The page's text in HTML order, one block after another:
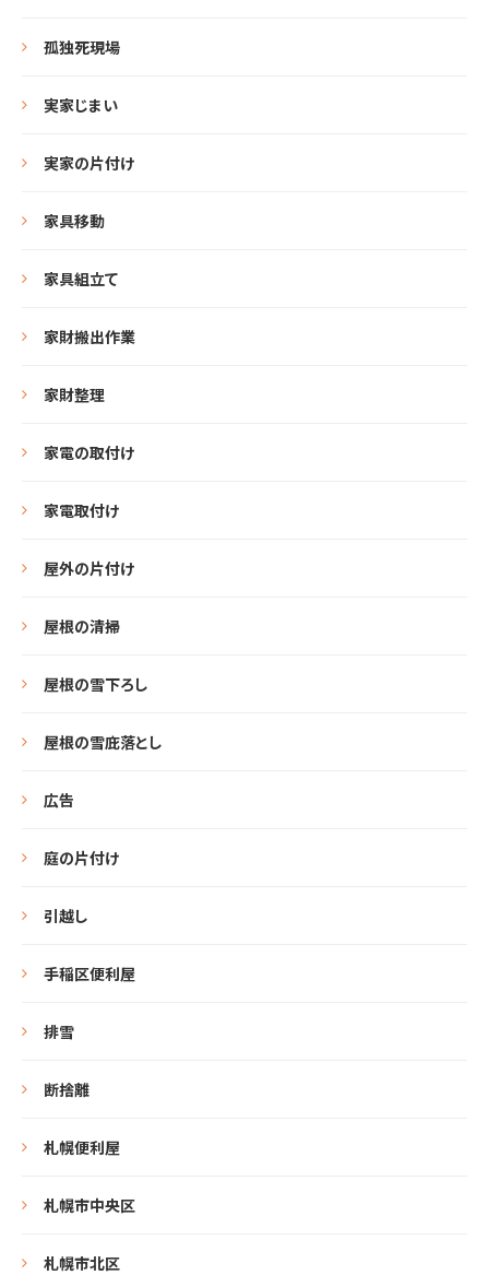
孤独死現場
実家じまい
実家の片付け
家具移動
家具組立て
家財搬出作業
家財整理
家電の取付け
家電取付け
屋外の片付け
屋根の清掃
屋根の雪下ろし
屋根の雪庇落とし
広告
庭の片付け
引越し
手稲区便利屋
排雪
断捨離
札幌便利屋
札幌市中央区
札幌市北区